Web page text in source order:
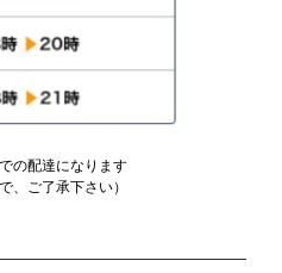
の配達になります
、ご了承下さい）